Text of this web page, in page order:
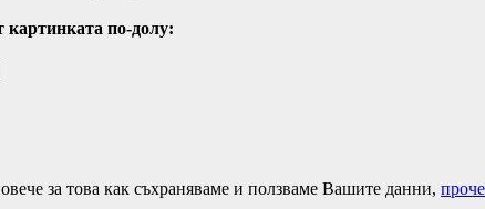
картинката по-долу:
за това как съхраняваме и ползваме Вашите данни,